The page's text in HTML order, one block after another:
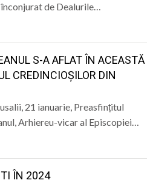
de Dealurile…
S-A AFLAT ÎN ACEASTĂ
CREDINCIOȘILOR DIN
21 ianuarie, Preasfințitul
Arhiereu-vicar al Episcopiei…
ÎN 2024